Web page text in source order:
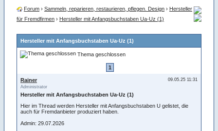
Forum › Sammeln, reparieren, restaurieren, pflegen. Design › Hersteller
für Fremdfirmen › Hersteller mit Anfangsbuchstaben Ua-Uz (1)
Hersteller mit Anfangsbuchstaben Ua-Uz (1)
Thema geschlossen
1
09.05.25 11:31
Rainer
Administrator
Hersteller mit Anfangsbuchstaben Ua-Uz (1)
Hier im Thread werden Hersteller mit Anfangsbuchstaben U gelistet, die
auch für Fremdanbieter produziert haben.
Admin: 29.07.2026